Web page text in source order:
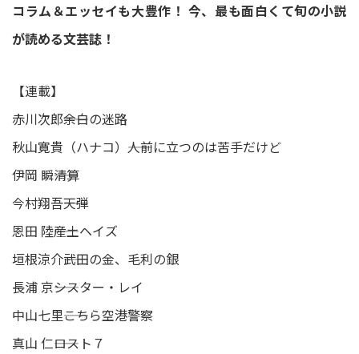
コラム＆エッセイも大豊作！ 今、最も面白くて旬の小説
が読める文芸誌！
【連載】
赤川次郎――余白の迷路
秋山寛貴（ハナコ）――人前に立つのは苦手だけど
伊岡 瞬――清算
今村翔吾――天弾
恩田 陸――産土ヘイズ
垣根涼介――武田の金、毛利の銀
長浦 京――シスター・レイ
中山七里――こちら空港警察
真山 仁――ロスト７